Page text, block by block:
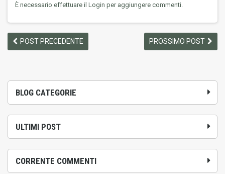
BLOG CATEGORIE
ULTIMI POST
CORRENTE COMMENTI
È necessario effettuare il Login per aggiungere commenti.
POST PRECEDENTE PROSSIMO POST